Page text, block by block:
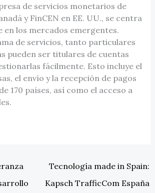
de servicios monetarios de
y FinCEN en EE. UU., se centra
en los mercados emergentes.
de servicios, tanto particulares
pueden ser titulares de cuentas
fácilmente. Esto incluye el
el envío y la recepción de pagos
170 países, así como el acceso a
Tecnología made in Spain:
Kapsch TrafficCom España